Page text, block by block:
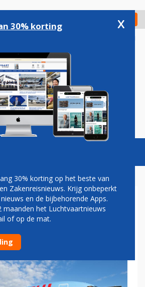
Check in
Podcasts Vacatures
START
NAAR SURINAME
30% korting x
30% korting op het beste van
Zakenreisnieuws. Krijg onbeperkt
en de bijbehorende Apps.
maanden het Luchtvaartnieuws
of op de mat.